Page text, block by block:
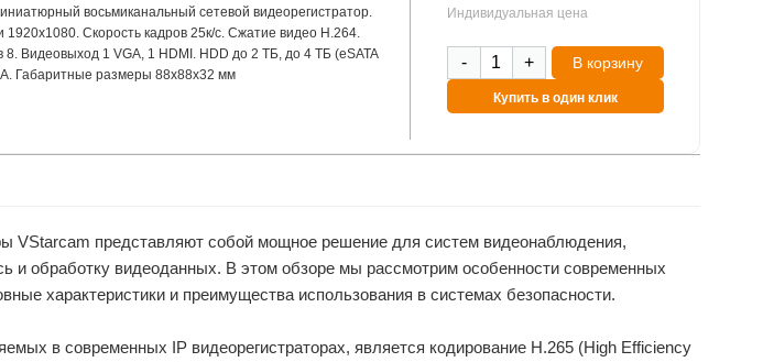
восьмиканальный сетевой видеорегистратор.
Скорость кадров 25к/с. Сжатие видео H.264.
8. Видеовыход 1 VGA, 1 HDMI. HDD до 2 ТБ, до 4 ТБ (eSATA
Габаритные размеры 88x88x32 мм
Индивидуальная цена
- + В корзину
Купить в один клик
VStarcam представляют собой мощное решение для систем видеонаблюдения,
и обработку видеоданных. В этом обзоре мы рассмотрим особенности современных
характеристики и преимущества использования в системах безопасности.
в современных IP видеорегистраторах, является кодирование H.265 (High Efficiency